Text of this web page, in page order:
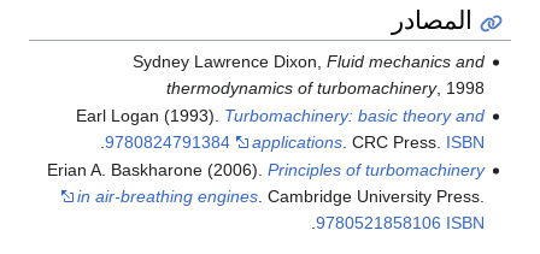
المصادر
Sydney Lawrence Dixon, Fluid mechanics and
thermodynamics of turbomachinery, 1998
Earl Logan (1993). Turbomachinery: basic theory and
applications. CRC Press. ISBN
9780824791384
Erian A. Baskharone (2006). Principles of turbomachinery
in air-breathing engines. Cambridge University Press.
ISBN
9780521858106
.